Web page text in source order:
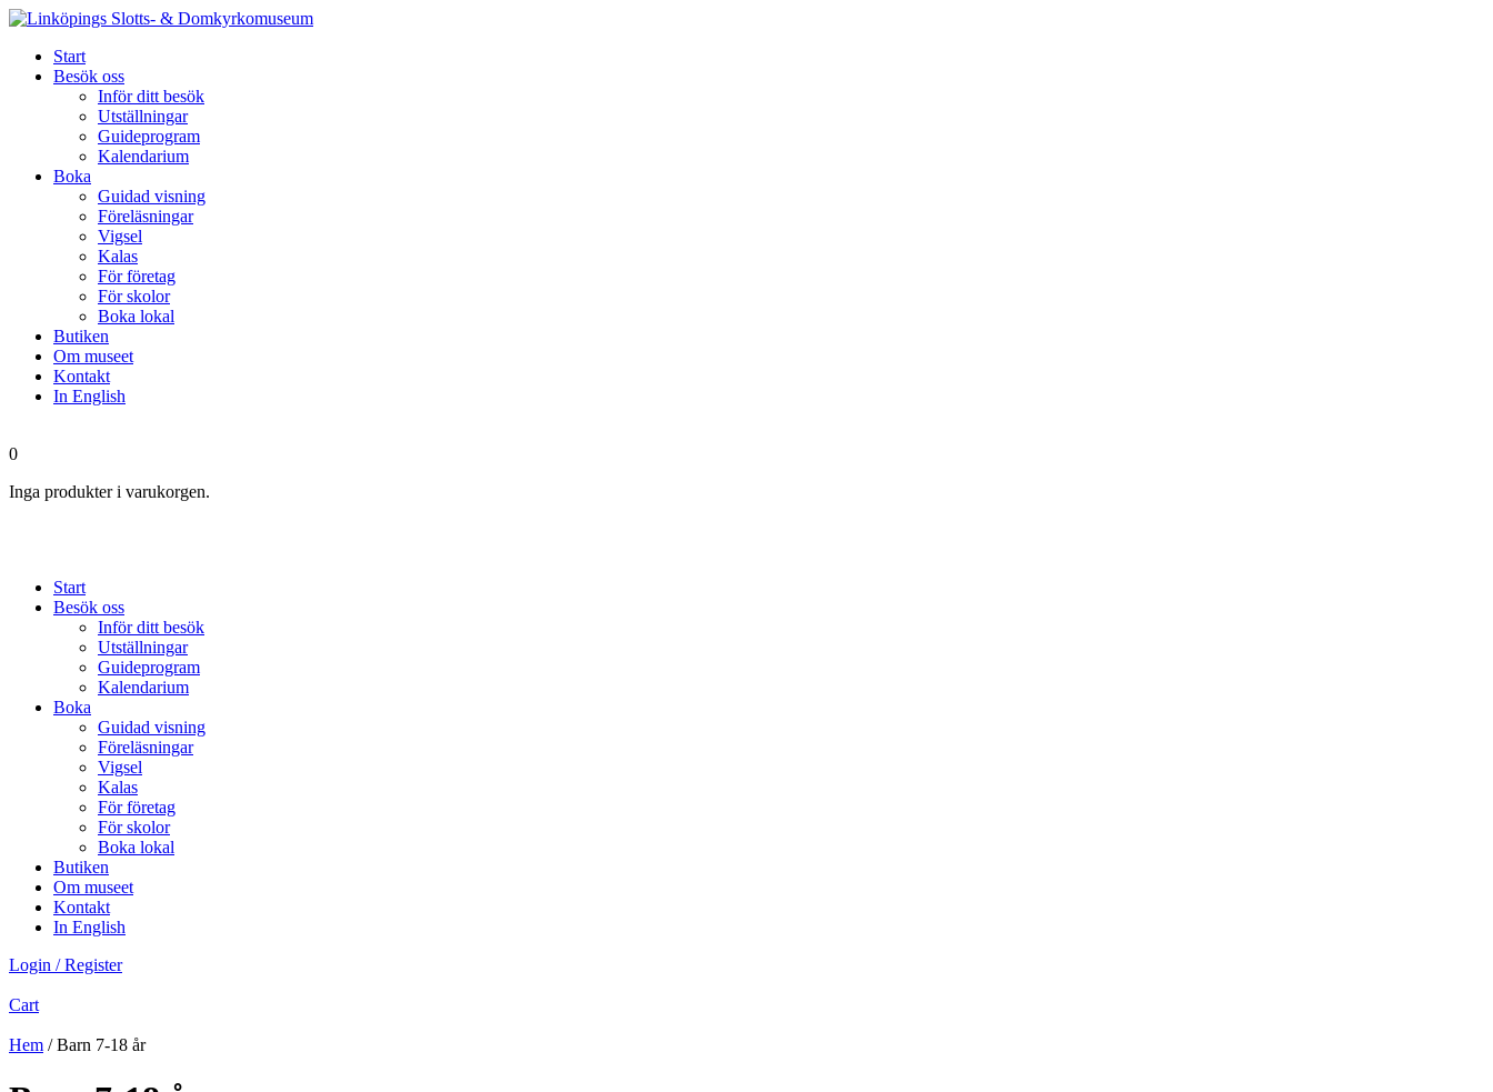
Start
Besök oss
Inför ditt besök
Utställningar
Guideprogram
Kalendarium
Boka
Guidad visning
Föreläsningar
Vigsel
Kalas
För företag
För skolor
Boka lokal
Butiken
Om museet
Kontakt
In English
0
Inga produkter i varukorgen.
Start
Besök oss
Inför ditt besök
Utställningar
Guideprogram
Kalendarium
Boka
Guidad visning
Föreläsningar
Vigsel
Kalas
För företag
För skolor
Boka lokal
Butiken
Om museet
Kontakt
In English
Login / Register
Cart
Hem / Barn 7-18 år